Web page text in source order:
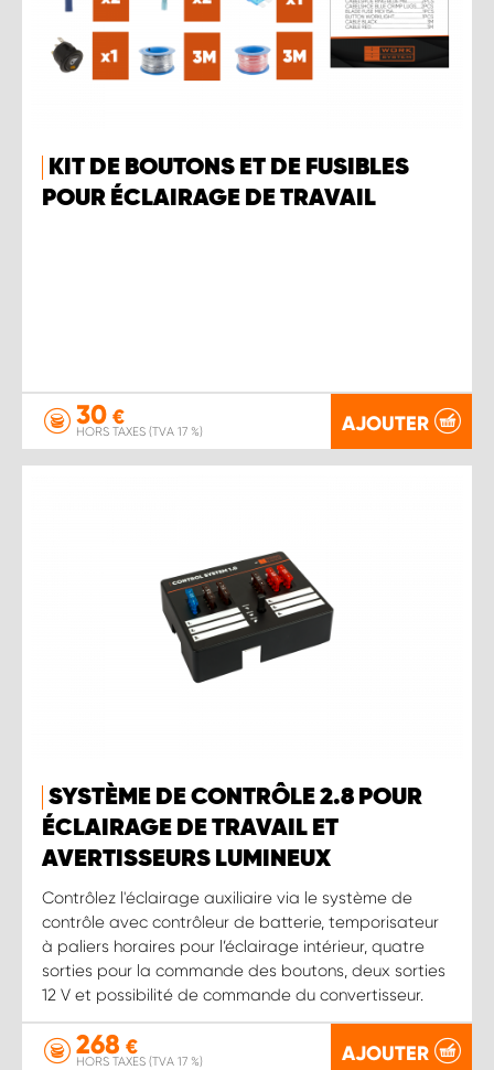
KIT DE BOUTONS ET DE FUSIBLES
POUR ÉCLAIRAGE DE TRAVAIL
30 €
HORS TAXES (TVA 17 %) AJOUTER
SYSTÈME DE CONTRÔLE 2.8 POUR
ÉCLAIRAGE DE TRAVAIL ET
AVERTISSEURS LUMINEUX
Contrôlez l'éclairage auxiliaire via le système de
contrôle avec contrôleur de batterie, temporisateur
à paliers horaires pour l’éclairage intérieur, quatre
sorties pour la commande des boutons, deux sorties
12 V et possibilité de commande du convertisseur.
268 €
HORS TAXES (TVA 17 %) AJOUTER